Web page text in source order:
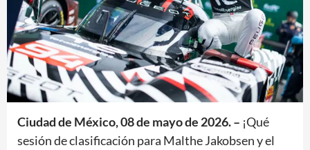
Ciudad de México, 08 de mayo de 2026. – ¡Qué
sesión de clasificación para Malthe Jakobsen y el